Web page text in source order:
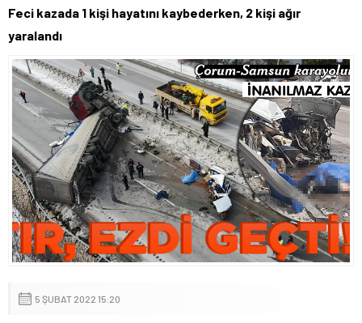
Feci kazada 1 kişi hayatını kaybederken, 2 kişi ağır
yaralandı
5 ŞUBAT 2022 15:20